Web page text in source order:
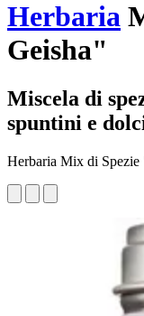
Herbaria
Geisha"
Miscela di
spuntini e
Herbaria Mix di Spezie